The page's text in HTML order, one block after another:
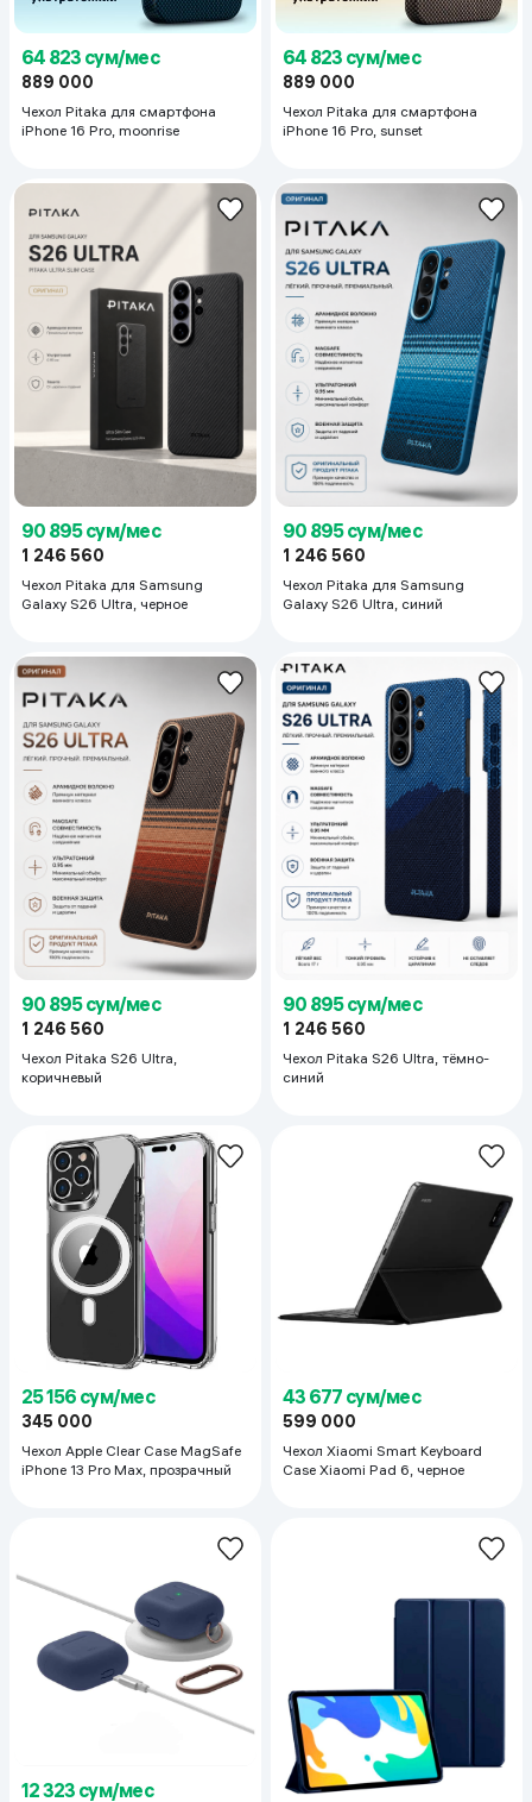
64 823 сум/мес
889 000
Чехол Pitaka для смартфона
iPhone 16 Pro, moonrise
64 823 сум/мес
889 000
Чехол Pitaka для смартфона
iPhone 16 Pro, sunset
90 895 сум/мес
1 246 560
Чехол Pitaka для Samsung
Galaxy S26 Ultra, черное
90 895 сум/мес
1 246 560
Чехол Pitaka для Samsung
Galaxy S26 Ultra, синий
90 895 сум/мес
1 246 560
Чехол Pitaka S26 Ultra,
коричневый
90 895 сум/мес
1 246 560
Чехол Pitaka S26 Ultra, тёмно-
синий
25 156 сум/мес
345 000
Чехол Apple Clear Case MagSafe
iPhone 13 Pro Max, прозрачный
43 677 сум/мес
599 000
Чехол Xiaomi Smart Keyboard
Case Xiaomi Pad 6, черное
12 323 сум/мес